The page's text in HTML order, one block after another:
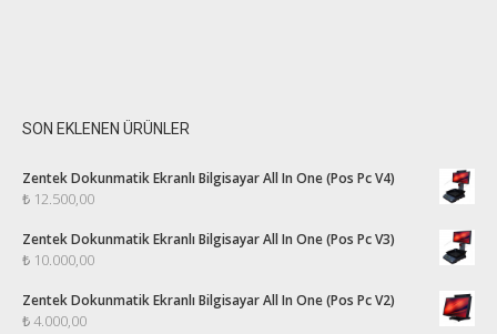
SON EKLENEN ÜRÜNLER
Zentek Dokunmatik Ekranlı Bilgisayar All In One (Pos Pc V4)
₺ 12.500,00
Zentek Dokunmatik Ekranlı Bilgisayar All In One (Pos Pc V3)
₺ 10.000,00
Zentek Dokunmatik Ekranlı Bilgisayar All In One (Pos Pc V2)
₺4.000,00